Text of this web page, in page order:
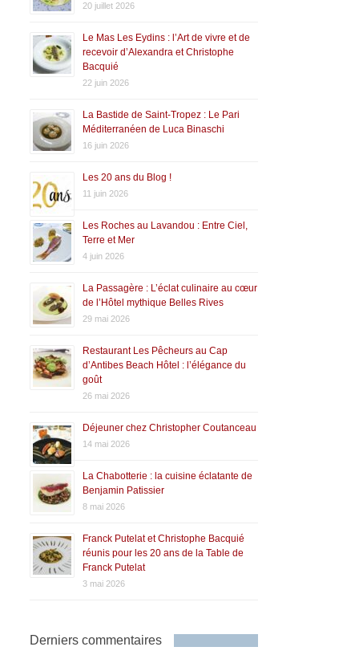
20 juillet 2026
Le Mas Les Eydins : l’Art de vivre et de
recevoir d’Alexandra et Christophe
Bacquié
22 juin 2026
La Bastide de Saint-Tropez : Le Pari
Méditerranéen de Luca Binaschi
16 juin 2026
Les 20 ans du Blog !
11 juin 2026
Les Roches au Lavandou : Entre Ciel,
Terre et Mer
4 juin 2026
La Passagère : L’éclat culinaire au cœur
de l’Hôtel mythique Belles Rives
29 mai 2026
Restaurant Les Pêcheurs au Cap
d’Antibes Beach Hôtel : l’élégance du
goût
26 mai 2026
Déjeuner chez Christopher Coutanceau
14 mai 2026
La Chabotterie : la cuisine éclatante de
Benjamin Patissier
8 mai 2026
Franck Putelat et Christophe Bacquié
réunis pour les 20 ans de la Table de
Franck Putelat
3 mai 2026
Derniers commentaires